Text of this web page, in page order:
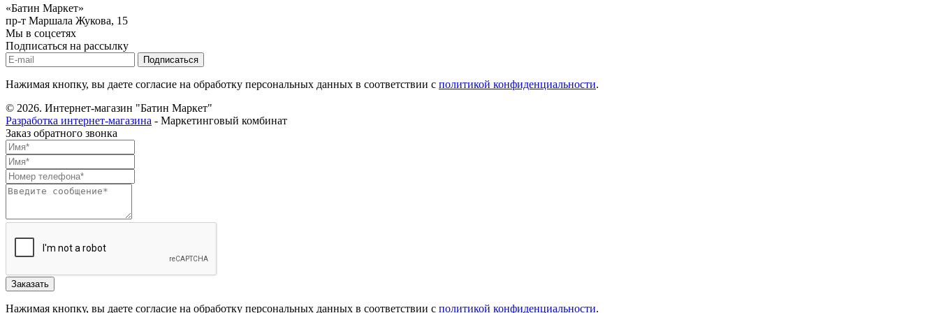
«Батин Маркет»
пр-т Маршала Жукова, 15
Мы в соцсетях
Подписаться на рассылку
Нажимая кнопку, вы даете согласие на обработку персональных данных в соответствии с политикой конфиденциальности.
© 2026. Интернет-магазин "Батин Маркет"
Разработка интернет-магазина - Маркетинговый комбинат
Заказ обратного звонка
Нажимая кнопку, вы даете согласие на обработку персональных данных в соответствии с политикой конфиденциальности.